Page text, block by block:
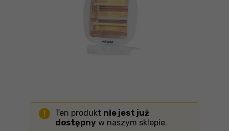
Ten produkt nie jest już
dostępny w naszym sklepie.